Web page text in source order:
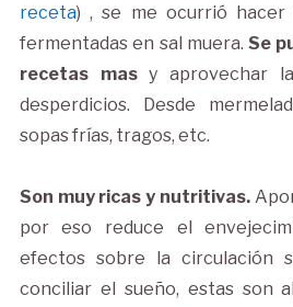
receta) , se me ocurrió hacer
fermentadas en sal muera.Se
recetas masy aprovechar
desperdicios. Desde
sopas frías, tragos, etc.
Son muy ricas y nutritivas.
por eso reduce el
efectos sobre la circulación
conciliar el sueño, estas son